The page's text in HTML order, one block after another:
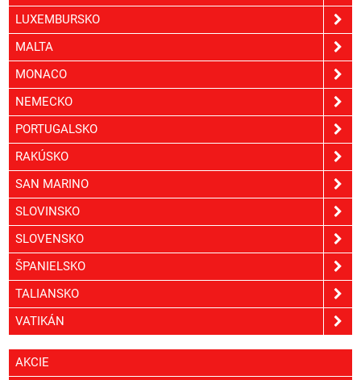
LUXEMBURSKO
MALTA
MONACO
NEMECKO
PORTUGALSKO
RAKÚSKO
SAN MARINO
SLOVINSKO
SLOVENSKO
ŠPANIELSKO
TALIANSKO
VATIKÁN
AKCIE